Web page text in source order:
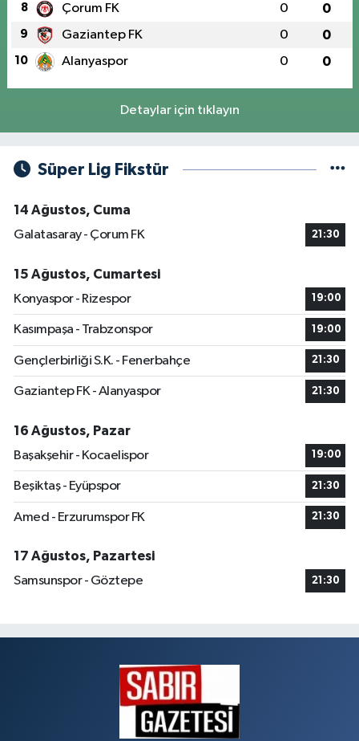
8 Çorum FK 0 0
9 Gaziantep FK 0 0
10 Alanyaspor 0 0
Detaylar için tıklayın
Süper Lig Fikstür
14 Ağustos, Cuma
Galatasaray - Çorum FK
21:30
15 Ağustos, Cumartesi
Konyaspor - Rizespor
19:00
Kasımpaşa - Trabzonspor 19:00
Gençlerbirliği S.K. - Fenerbahçe 21:30
Gaziantep FK - Alanyaspor 21:30
16 Ağustos, Pazar
Başakşehir - Kocaelispor
19:00
Beşiktaş - Eyüpspor 21:30
Amed - Erzurumspor FK 21:30
17 Ağustos, Pazartesi
Samsunspor - Göztepe
21:30